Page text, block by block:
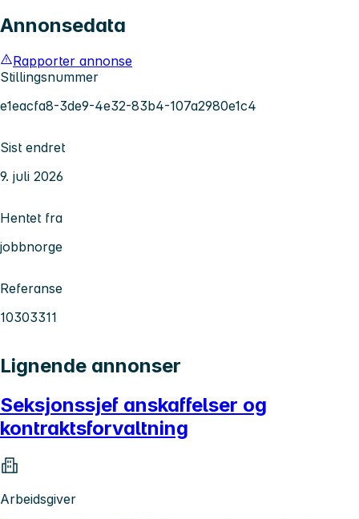
Annonsedata
Rapporter annonse
Stillingsnummer
e1eacfa8-3de9-4e32-83b4-107a2980e1c4
Sist endret
9. juli 2026
Hentet fra
jobbnorge
Referanse
10303311
Lignende annonser
Seksjonssjef anskaffelser og
kontraktsforvaltning
Arbeidsgiver